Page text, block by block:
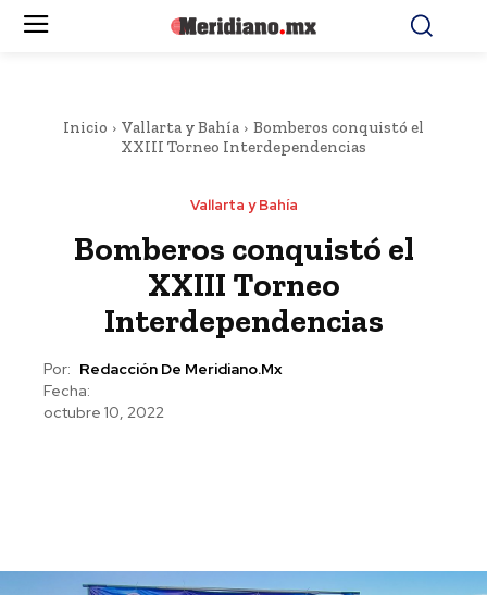
Inicio Vallarta y Bahía
Bomberos conquistó el
XXIII Torneo Interdependencias
Vallarta y Bahía
Bomberos conquistó el
XXIII Torneo
Interdependencias
Por: Redacción De Meridiano.mx
Fecha:
octubre 10, 2022